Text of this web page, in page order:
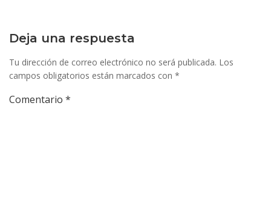
entradas
Deja una respuesta
Tu dirección de correo electrónico no será publicada. Los
campos obligatorios están marcados con *
Comentario *